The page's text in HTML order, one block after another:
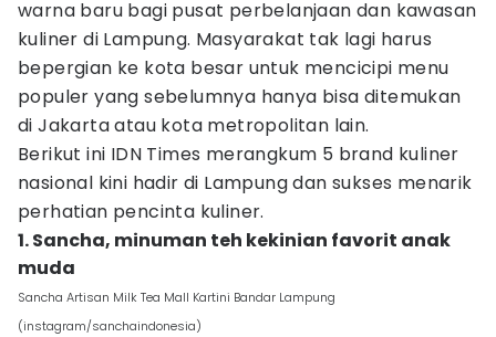
warna baru bagi pusat perbelanjaan dan kawasan
kuliner di Lampung. Masyarakat tak lagi harus
bepergian ke kota besar untuk mencicipi menu
populer yang sebelumnya hanya bisa ditemukan
di Jakarta atau kota metropolitan lain.
Berikut ini IDN Times merangkum 5 brand kuliner
nasional kini hadir di Lampung dan sukses menarik
perhatian pencinta kuliner.
1. Sancha, minuman teh kekinian favorit anak
muda
Sancha Artisan Milk Tea Mall Kartini Bandar Lampung
(instagram/sanchaindonesia)